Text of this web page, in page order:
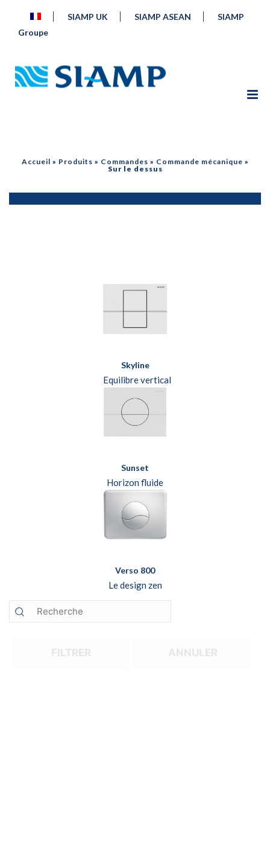
SIAMP UK SIAMP ASEAN
SIAMP
Groupe
Accueil » Produits » Commandes » Commande mécanique »
Sur le dessus
Skyline
Equilibre vertical
Sunset
Horizon fluide
Verso 800
Le design zen